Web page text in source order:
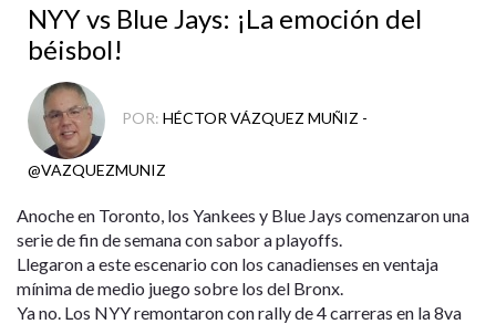
NYY vs Blue Jays: ¡La emoción del
béisbol!
POR: HÉCTOR VÁZQUEZ MUÑIZ -
@VAZQUEZMUNIZ
Anoche en Toronto, los Yankees y Blue Jays comenzaron una
serie de fin de semana con sabor a playoffs.
Llegaron a este escenario con los canadienses en ventaja
mínima de medio juego sobre los del Bronx.
Ya no. Los NYY remontaron con rally de 4 carreras en la 8va